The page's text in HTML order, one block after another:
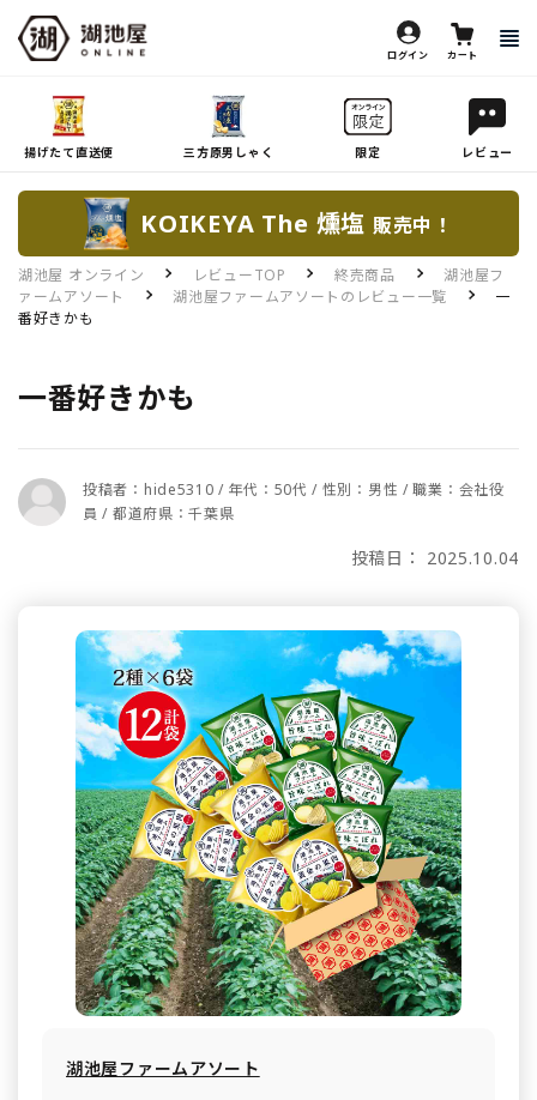
ログイン カート
揚げたて直送便 三方原男しゃく 限定 レビュー
KOIKEYA The 燻塩 販売中！
湖池屋 オンライン レビューTOP 終売商品
湖池屋フ
ァームアソート
湖池屋ファームアソートのレビュー一覧
一
番好きかも
一番好きかも
投稿者：hide5310 / 年代：50代 / 性別：男性 / 職業：会社役
員 / 都道府県：千葉県
投稿日： 2025.10.04
湖池屋ファームアソート